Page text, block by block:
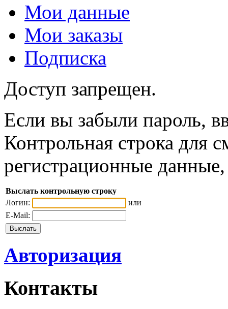
Мои данные
Мои заказы
Подписка
Доступ запрещен.
Если вы забыли пароль,
Контрольная строка для
регистрационные
Выслать контрольную строку
Логин:
или
E-Mail:
Авторизация
Контакты